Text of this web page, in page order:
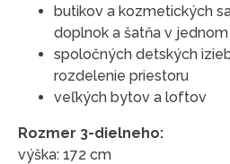
butikov a kozmetických
doplnok a šatňa v jednom
spoločných detských
rozdelenie priestoru
veľkých bytov a loftov
Rozmer 3-dielneho:
výška: 172 cm